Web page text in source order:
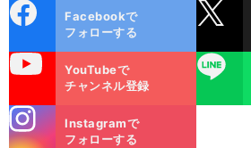
ok
Facebookで
フォローする
YouTubeで
チャンネル登録
LINE
m
Instagramで
フォローする